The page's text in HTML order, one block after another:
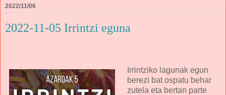
2022/11/06
2022-11-05 Irrintzi eguna
Irrintziko lagunak egun
berezi bat ospatu behar
zutela eta bertan parte